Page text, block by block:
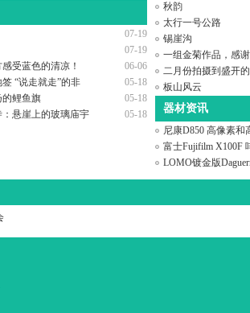
07-19
07-19
06-06
受蓝色的清凉！
05-18
“说走就走”的非
05-18
的鲤鱼旗
05-18
悬崖上的玻璃庙宇
秋韵
太行一号公路
锡崖沟
一组金菊作品，感
二月份拍摄到盛开
板山风云
器材资讯
尼康D850 高像素和
富士Fujifilm X100F
LOMO镀金版